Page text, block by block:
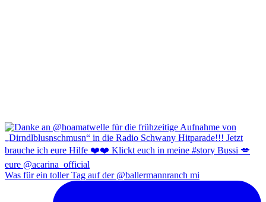
Was für ein toller Tag auf der @ballermannranch mi